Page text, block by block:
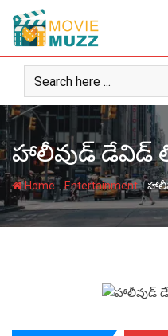
content
హాలీవుడ్ డేవిడ్
Home-Entertainment-